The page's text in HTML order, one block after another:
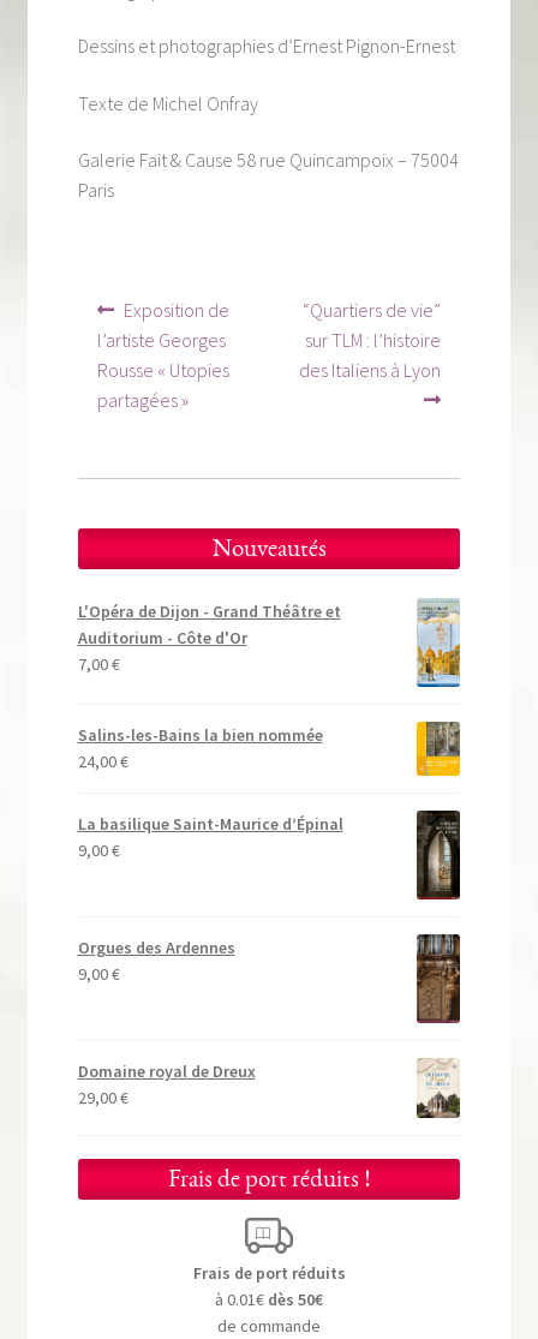
Qui sommes-nous ?
Dessins et photographies d’Ernest Pignon-Ernest
Texte de Michel Onfray
Galerie Fait & Cause 58 rue Quincampoix – 75004
Paris
Navigation
de
l’article
Article
précédent :
Exposition de
l’artiste Georges
Rousse « Utopies
partagées »
Article
suivant :
“Quartiers de vie”
sur TLM : l’histoire
des Italiens à Lyon
Nouveautés
L'Opéra de Dijon - Grand Théâtre et
Auditorium - Côte d'Or
7,00€
Salins-les-Bains la bien nommée
24,00€
La basilique Saint-Maurice d’Épinal
9,00€
Orgues des Ardennes
9,00€
Domaine royal de Dreux
29,00€
Frais de port réduits !
Frais de port réduits
à 0.01€ dès 50€
de commande